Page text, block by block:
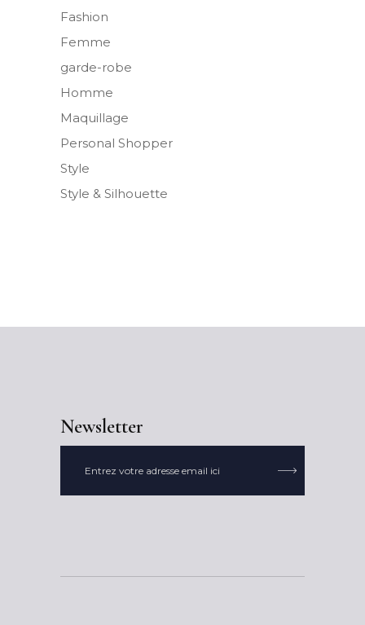
Fashion
Femme
garde-robe
Homme
Maquillage
Personal Shopper
Style
Style & Silhouette
Newsletter
